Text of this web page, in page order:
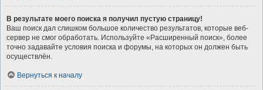
В результате моего поиска я получил пустую страницу!
Ваш поиск дал слишком большое количество результатов, которые веб-
сервер не смог обработать. Используйте «Расширенный поиск», более
точно задавайте условия поиска и форумы, на которых он должен быть
осуществлён.
Вернуться к началу